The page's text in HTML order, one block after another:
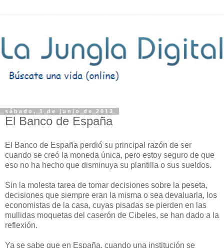
sábado, 1 de junio de 2013
El Banco de España
El Banco de España perdió su principal razón de ser
cuando se creó la moneda única, pero estoy seguro de que
eso no ha hecho que disminuya su plantilla o sus sueldos.
Sin la molesta tarea de tomar decisiones sobre la peseta,
decisiones que siempre eran la misma o sea devaluarla, los
economistas de la casa, cuyas pisadas se pierden en las
mullidas moquetas del caserón de Cibeles, se han dado a la
reflexión.
Ya se sabe que en España, cuando una institución se